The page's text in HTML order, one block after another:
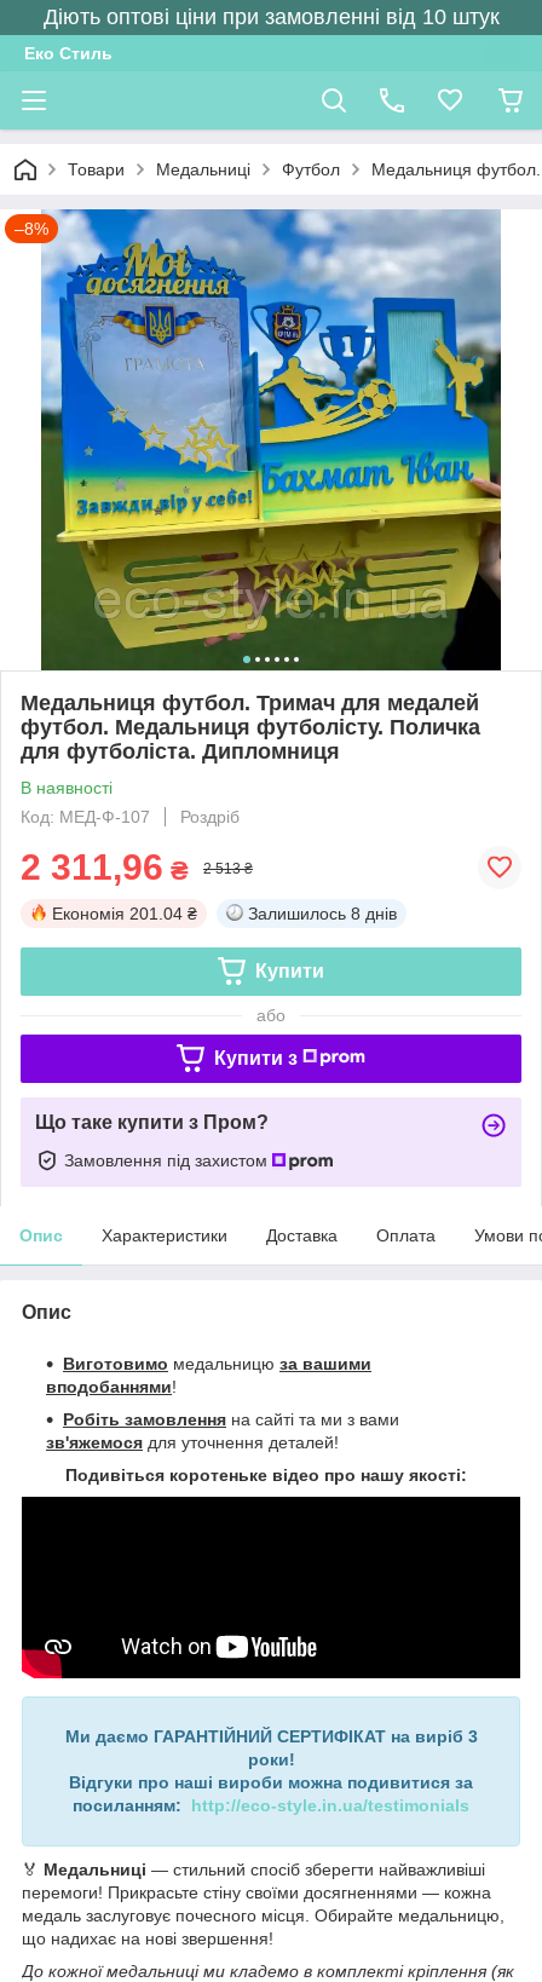
Діють оптові ціни при замовленні від 10 штук
Еко Стиль
Товари Медальниці Футбол Медальниця
–8%
Медальниця футбол. Тримач для медалей
футбол. Медальниця футболісту. Поличка
для футболіста. Дипломниця
В наявності
Код: МЕД-Ф-107
Роздріб
2 311,96 ₴ 2 513 ₴
Економія 201.04 ₴ Залишилось 8 днів
Купити
або
Купити з
Що таке купити з Пром?
Замовлення під захистом
Опис Характеристики Доставка Оплата Умови
Опис
Виготовимо медальницю за вашими
вподобаннями!
Робіть замовлення на сайті та ми з вами
зв'яжемося для уточнення деталей!
Подивіться коротеньке відео про нашу якості:
Ми даємо ГАРАНТІЙНИЙ СЕРТИФІКАТ на виріб 3
роки!
Відгуки про наші вироби можна подивитися за
посиланням: http://eco-style.in.ua/testimonials
🏅 Медальниці — стильний спосіб зберегти найважливіші
перемоги! Прикрасьте стіну своїми досягненнями — кожна
медаль заслуговує почесного місця. Обирайте медальницю,
що надихає на нові звершення!
До кожної медальниці ми кладемо в комплекті кріплення (як